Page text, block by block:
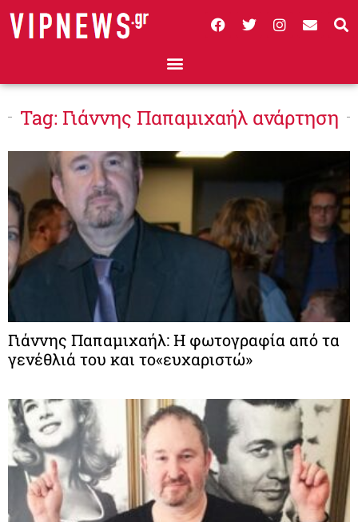
Tag: Γιάννης Παπαμιχαήλ ανάρτηση
Γιάννης Παπαμιχαήλ: Η φωτογραφία από τα
γενέθλιά του και το«ευχαριστώ»